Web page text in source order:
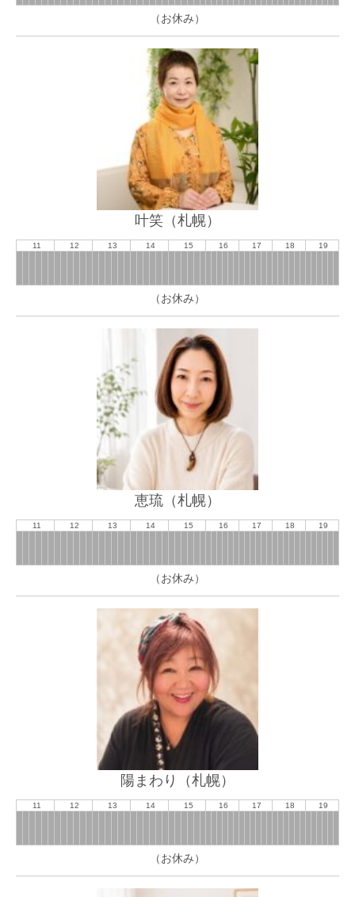
（お休み）
叶笑（札幌）
11 12 13 14 15 16 17 18 19
（お休み）
恵琉（札幌）
11 12 13 14 15 16 17 18 19
（お休み）
陽まわり（札幌）
11 12 13 14 15 16 17 18 19
（お休み）